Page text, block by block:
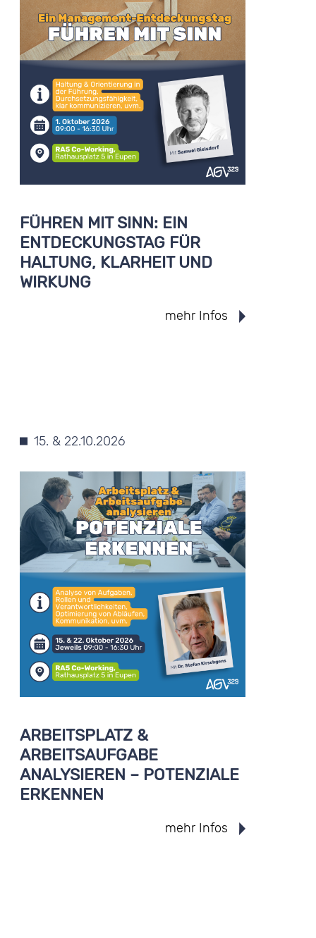
FÜHREN MIT SINN: EIN
ENTDECKUNGSTAG FÜR
HALTUNG, KLARHEIT UND
WIRKUNG
mehr Infos
15. & 22.10.2026
ARBEITSPLATZ &
ARBEITSAUFGABE
ANALYSIEREN – POTENZIALE
ERKENNEN
mehr Infos